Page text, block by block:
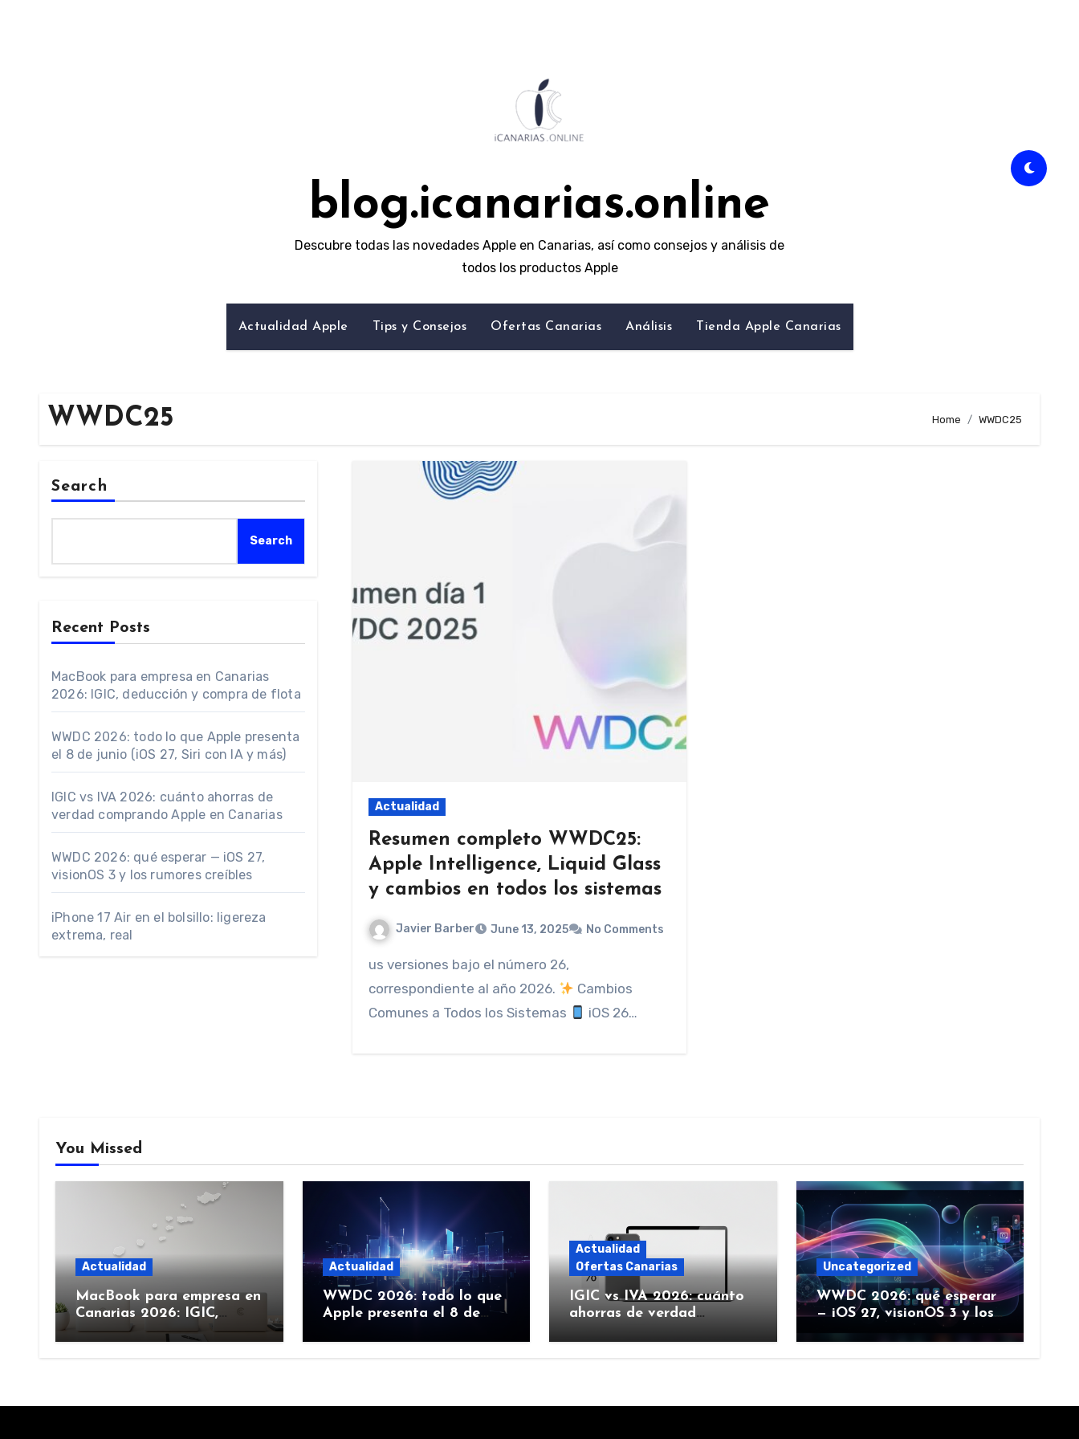
blog.icanarias.online
Descubre todas las novedades Apple en Canarias, así como consejos y análisis de
todos los productos Apple
Actualidad Apple Tips y Consejos Ofertas Canarias Análisis Tienda Apple Canarias
WWDC25 Home WWDC25
Search
Search
Recent Posts
MacBook para empresa en Canarias
2026: IGIC, deducción y compra de flota
WWDC 2026: todo lo que Apple presenta
el 8 de junio (iOS 27, Siri con IA y más)
IGIC vs IVA 2026: cuánto ahorras de
verdad comprando Apple en Canarias
WWDC 2026: qué esperar — iOS 27,
visionOS 3 y los rumores creíbles
iPhone 17 Air en el bolsillo: ligereza
extrema, real
Actualidad
Resumen completo WWDC25:
Apple Intelligence, Liquid Glass
y cambios en todos los sistemas
Javier Barber June 13, 2025 No Comments
us versiones bajo el número 26,
correspondiente al año 2026.
Cambios
Comunes a Todos los Sistemas
iOS 26…
You Missed
Actualidad
MacBook para empresa en
Canarias 2026: IGIC,
deducción y compra de
flota
Actualidad
WWDC 2026: todo lo que
Apple presenta el 8 de
más)
Actualidad
Ofertas Canarias
IGIC vs IVA 2026: cuánto
ahorras de verdad
Canarias
Uncategorized
WWDC 2026: qué esperar
— iOS 27, visionOS 3 y los
rumores creíbles